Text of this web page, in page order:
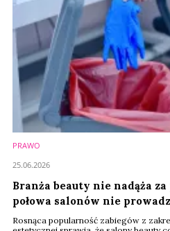
PRAWO
Branża beauty nie nadąża
połowa salonów nie
Rosnąca popularność zabiegów z
25.06.2026